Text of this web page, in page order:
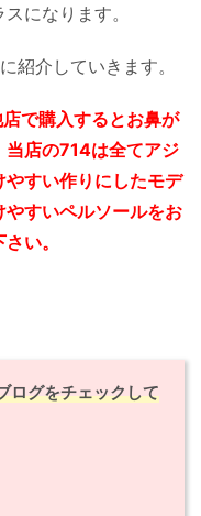
になります。
紹介していきます。
で購入するとお鼻が
当店の714は全てアジ
すい作りにしたモデ
すいペルソールをお
い。
ログをチェックして